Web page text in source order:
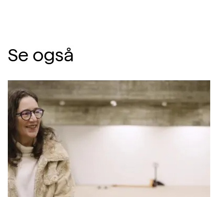
Se også